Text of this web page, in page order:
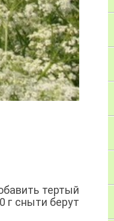
тертый
г сныти берут